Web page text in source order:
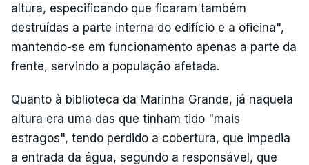
altura, especificando que ficaram também
destruídas a parte interna do edifício e a oficina",
mantendo-se em funcionamento apenas a parte da
frente, servindo a população afetada.
Quanto à biblioteca da Marinha Grande, já naquela
altura era uma das que tinham tido "mais
estragos", tendo perdido a cobertura, que impedia
a entrada da água, segundo a responsável, que